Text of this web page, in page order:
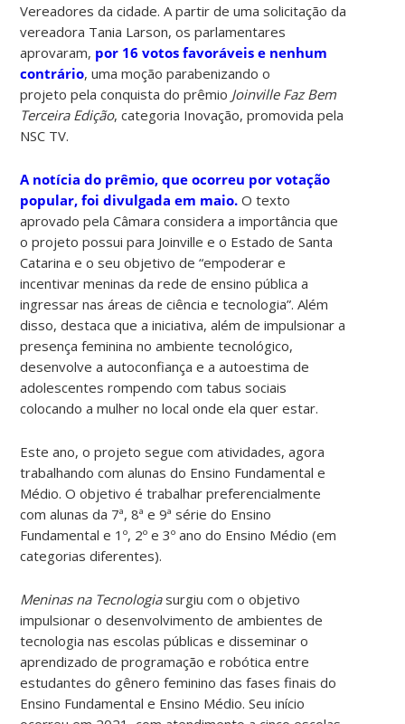
Vereadores da cidade. A partir de uma solicitação da
vereadora Tania Larson, os parlamentares
aprovaram, por 16 votos favoráveis e nenhum
contrário, uma moção parabenizando o
projeto pela conquista do prêmio Joinville Faz Bem
Terceira Edição, categoria Inovação, promovida pela
NSC TV.
A notícia do prêmio, que ocorreu por votação
popular, foi divulgada em maio. O texto
aprovado pela Câmara considera a importância que
o projeto possui para Joinville e o Estado de Santa
Catarina e o seu objetivo de “empoderar e
incentivar meninas da rede de ensino pública a
ingressar nas áreas de ciência e tecnologia”. Além
disso, destaca que a iniciativa, além de impulsionar a
presença feminina no ambiente tecnológico,
desenvolve a autoconfiança e a autoestima de
adolescentes rompendo com tabus sociais
colocando a mulher no local onde ela quer estar.
Este ano, o projeto segue com atividades, agora
trabalhando com alunas do Ensino Fundamental e
Médio. O objetivo é trabalhar preferencialmente
com alunas da 7ª, 8ª e 9ª série do Ensino
Fundamental e 1º, 2º e 3º ano do Ensino Médio (em
categorias diferentes).
Meninas na Tecnologiasurgiu com o objetivo
impulsionar o desenvolvimento de ambientes de
tecnologia nas escolas públicas e disseminar o
aprendizado de programação e robótica entre
estudantes do gênero feminino das fases finais do
Ensino Fundamental e Ensino Médio. Seu início